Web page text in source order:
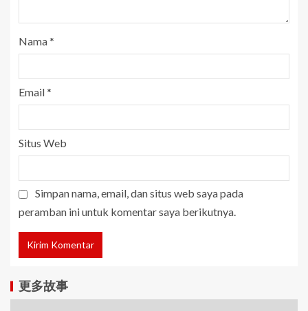
Nama*
Email*
Situs Web
Simpan nama, email, dan situs web saya pada
peramban ini untuk komentar saya berikutnya.
更多故事